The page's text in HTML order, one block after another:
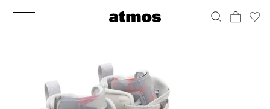
MEN
シューズ
ブーツ
ウェア
アウター
バッグ
バックパック / リュック
ショルダー / メッセンジャーバッグ
アクセサリー
ポーチ / ウォレット
その他
シューケア / グッズ
おもちゃ / フィギュア
WOMENS
シューズ
ブーツ
ウェア
アウター
バッグ
バックパック / リュック
ショルダー / メッセンジャーバッグ
アクセサリー
ポーチ / ウォレット
その他
シューケア / グッズ
おもちゃ / フィギュア
1 10